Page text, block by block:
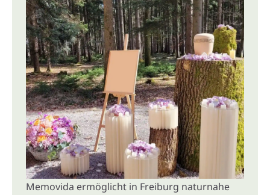
Memovida ermöglicht in Freiburg naturnahe